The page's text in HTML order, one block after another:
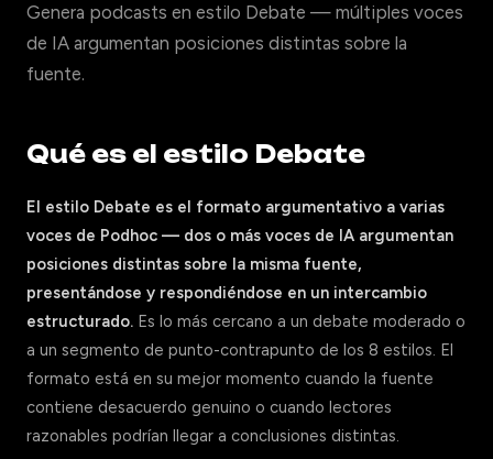
Genera podcasts en estilo Debate — múltiples voces
de IA argumentan posiciones distintas sobre la
fuente.
Qué es el estilo Debate
El estilo Debate es el formato argumentativo a varias
voces de Podhoc — dos o más voces de IA argumentan
posiciones distintas sobre la misma fuente,
presentándose y respondiéndose en un intercambio
estructurado. Es lo más cercano a un debate moderado o
a un segmento de punto-contrapunto de los 8 estilos. El
formato está en su mejor momento cuando la fuente
contiene desacuerdo genuino o cuando lectores
razonables podrían llegar a conclusiones distintas.